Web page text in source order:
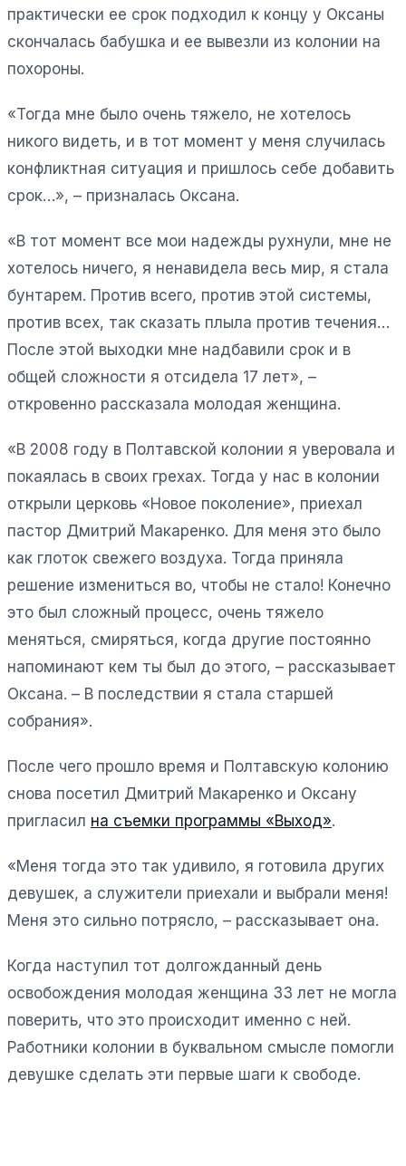
практически ее срок подходил к концу у Оксаны
скончалась бабушка и ее вывезли из колонии на
похороны.
«Тогда мне было очень тяжело, не хотелось
никого видеть, и в тот момент у меня случилась
конфликтная ситуация и пришлось себе добавить
срок…», – призналась Оксана.
«В тот момент все мои надежды рухнули, мне не
хотелось ничего, я ненавидела весь мир, я стала
бунтарем. Против всего, против этой системы,
против всех, так сказать плыла против течения…
После этой выходки мне надбавили срок и в
общей сложности я отсидела 17 лет», –
откровенно рассказала молодая женщина.
«В 2008 году в Полтавской колонии я уверовала и
покаялась в своих грехах. Тогда у нас в колонии
открыли церковь «Новое поколение», приехал
пастор Дмитрий Макаренко. Для меня это было
как глоток свежего воздуха. Тогда приняла
решение измениться во, чтобы не стало! Конечно
это был сложный процесс, очень тяжело
меняться, смиряться, когда другие постоянно
напоминают кем ты был до этого, – рассказывает
Оксана. – В последствии я стала старшей
собрания».
После чего прошло время и Полтавскую колонию
снова посетил Дмитрий Макаренко и Оксану
пригласил на съемки программы «Выход».
«Меня тогда это так удивило, я готовила других
девушек, а служители приехали и выбрали меня!
Меня это сильно потрясло, – рассказывает она.
Когда наступил тот долгожданный день
освобождения молодая женщина 33 лет не могла
поверить, что это происходит именно с ней.
Работники колонии в буквальном смысле помогли
девушке сделать эти первые шаги к свободе.